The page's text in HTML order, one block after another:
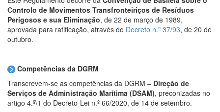
Controlo de Movimentos Transfronteiriços de Resíduos
Perigosos e sua Eliminação, de 22 de março de 1989,
aprovada para ratificação, através do Decreto n.º 37/93, de 20 de
outubro.
Competências da DGRM
Transcrevem-se as competências da DGRM – Direção de
Serviços de Administração Marítima (DSAM), preconizadas no
artigo 4.º\1 do Decreto-Lei n.º 66/2020, de 14 de setembro.